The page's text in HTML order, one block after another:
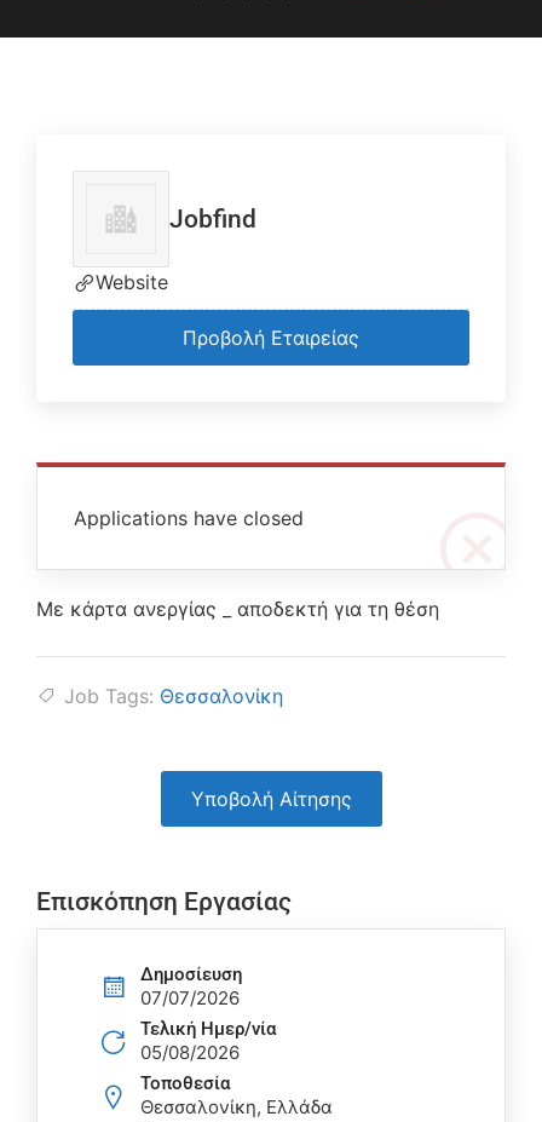
Applications have closed
Με κάρτα ανεργίας _ αποδεκτή για τη θέση
Job Tags: Θεσσαλονίκη
Υποβολή Αίτησης
Επισκόπηση Εργασίας
Δημοσίευση
07/07/2026
Τελική Ημερ/νία
05/08/2026
Τοποθεσία
Θεσσαλονίκη, Ελλάδα
Jobfind
Website
Προβολή Εταιρείας